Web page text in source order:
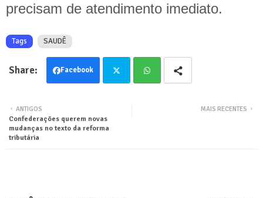
precisam de atendimento imediato.
Tags SAUDÊ
Facebook
MAIS RECENTES
ANTIGOS
Confederações querem novas
mudanças no texto da reforma
tributária